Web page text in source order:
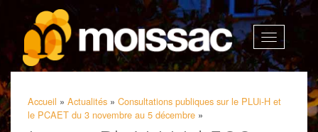
Afficher
la
Accueil » Actualités » Consultations publiques sur le PLUi-H et
le PCAET du 3 novembre au 5 décembre »